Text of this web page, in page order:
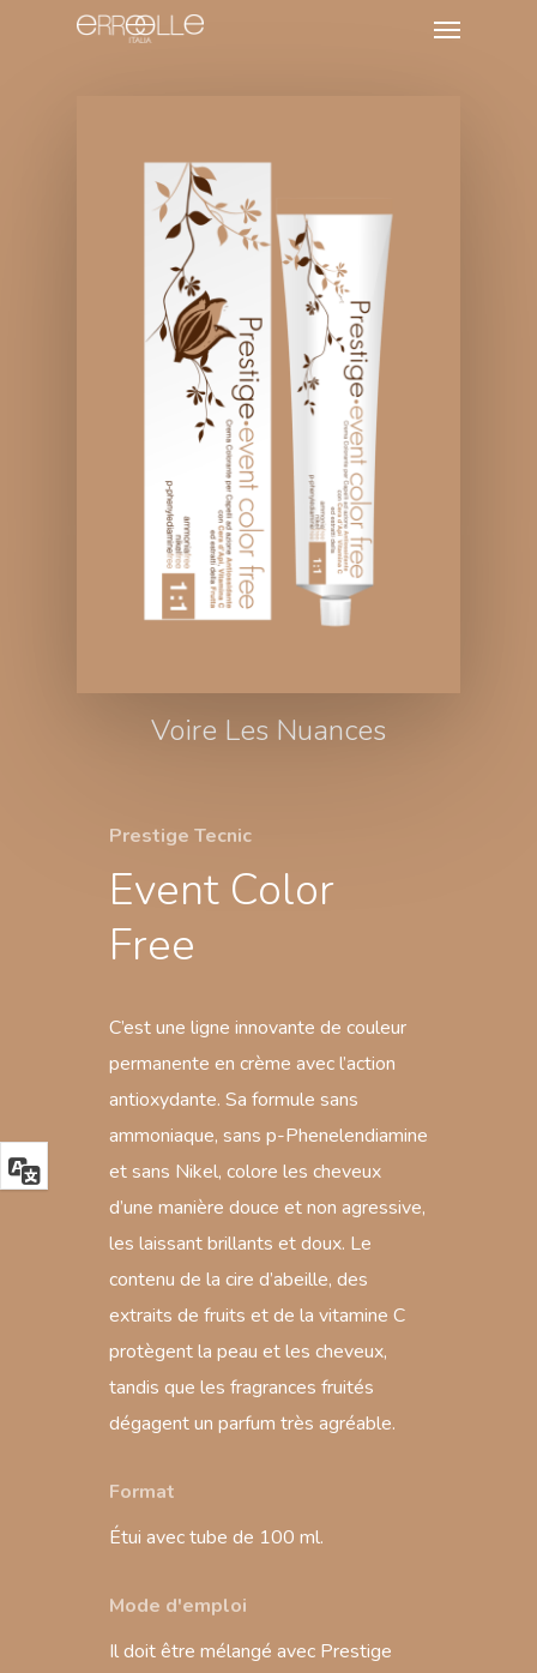
Voire Les Nuances
Prestige Tecnic
Event Color
Free
C’est une ligne innovante de couleur
permanente en crème avec l’action
antioxydante. Sa formule sans
ammoniaque, sans p-Phenelendiamine
et sans Nikel, colore les cheveux
d’une manière douce et non agressive,
les laissant brillants et doux. Le
contenu de la cire d’abeille, des
extraits de fruits et de la vitamine C
protègent la peau et les cheveux,
tandis que les fragrances fruités
dégagent un parfum très agréable.
Format
Étui avec tube de 100 ml.
Mode d'emploi
Il doit être mélangé avec Prestige